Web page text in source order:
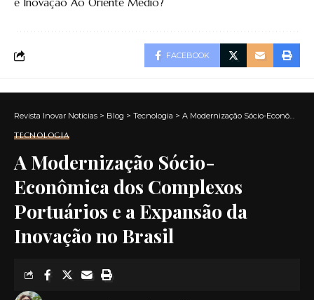
FACEBOOK
Revista Inovar Notícias > Blog > Tecnologia > A Modernização Sócio-Econômica dos Complexos Portuários e a Expansão da Inovação no Brasil
TECNOLOGIA
A Modernização Sócio-
Econômica dos Complexos
Portuários e a Expansão da
Inovação no Brasil